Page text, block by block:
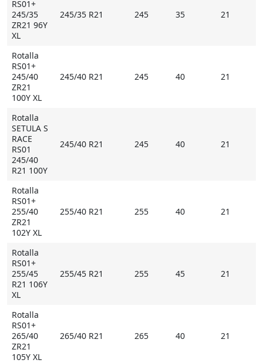
RS01+
245/35
ZR21 96Y
XL
245/35 R21 245 35 21
Rotalla
RS01+
245/40
ZR21
100Y XL
245/40 R21 245 40 21
Rotalla
SETULA S
RACE
RS01
245/40
R21 100Y
245/40 R21 245 40 21
Rotalla
RS01+
255/40
ZR21
102Y XL
255/40 R21 255 40 21
Rotalla
RS01+
255/45
R21 106Y
XL
255/45 R21 255 45 21
Rotalla
RS01+
265/40
ZR21
105Y XL
265/40 R21 265 40 21